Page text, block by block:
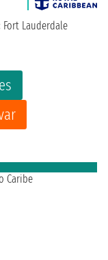
Fort Lauderdale